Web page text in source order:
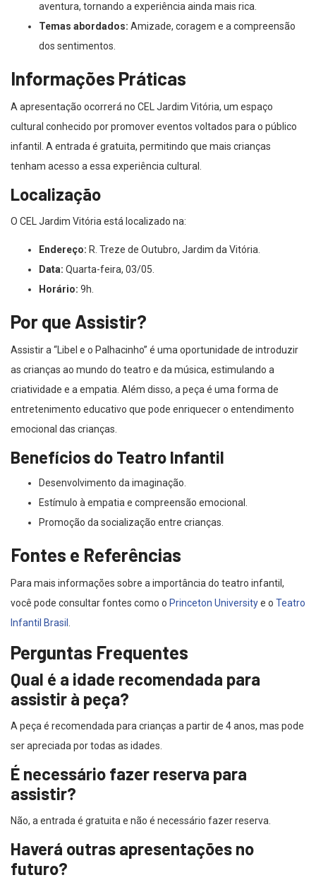
aventura, tornando a experiência ainda mais rica.
Temas abordados: Amizade, coragem e a compreensão
dos sentimentos.
Informações Práticas
A apresentação ocorrerá no CEL Jardim Vitória, um espaço
cultural conhecido por promover eventos voltados para o público
infantil. A entrada é gratuita, permitindo que mais crianças
tenham acesso a essa experiência cultural.
Localização
O CEL Jardim Vitória está localizado na:
Endereço: R. Treze de Outubro, Jardim da Vitória.
Data: Quarta-feira, 03/05.
Horário: 9h.
Por que Assistir?
Assistir a “Libel e o Palhacinho” é uma oportunidade de introduzir
as crianças ao mundo do teatro e da música, estimulando a
criatividade e a empatia. Além disso, a peça é uma forma de
entretenimento educativo que pode enriquecer o entendimento
emocional das crianças.
Benefícios do Teatro Infantil
Desenvolvimento da imaginação.
Estímulo à empatia e compreensão emocional.
Promoção da socialização entre crianças.
Fontes e Referências
Para mais informações sobre a importância do teatro infantil,
você pode consultar fontes como o Princeton Universitye o Teatro
Infantil Brasil .
Perguntas Frequentes
Qual é a idade recomendada para
assistir à peça?
A peça é recomendada para crianças a partir de 4 anos, mas pode
ser apreciada por todas as idades.
É necessário fazer reserva para
assistir?
Não, a entrada é gratuita e não é necessário fazer reserva.
Haverá outras apresentações no
futuro?